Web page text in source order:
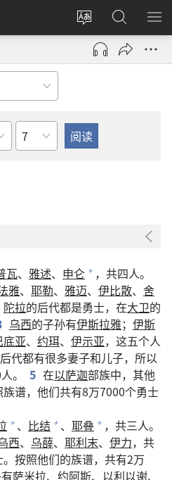
更
改
网
登
录
（打
搜
索
JW.ORG
显
章
瓦、 雅述、 申仑 + ，共四人。
雅、 耶勒、 雅迈、 伊比散、 舍
陀拉的后代都是勇士，在大卫的
乌西的子孙有伊斯拉雅； 伊斯
亚、 约珥、 伊示亚，这五个人
代都有很多妻子和儿子，所以
。
5 在以萨迦部族中，其他
谱，他们共有8万7000个勇士
+ 、 比结 + 、 耶叠 + ，共三人。
西、 乌薛、 耶利末、 伊力，共
按照他们的族谱，共有2万
萨米拉、 约阿斯、 以利以谢、